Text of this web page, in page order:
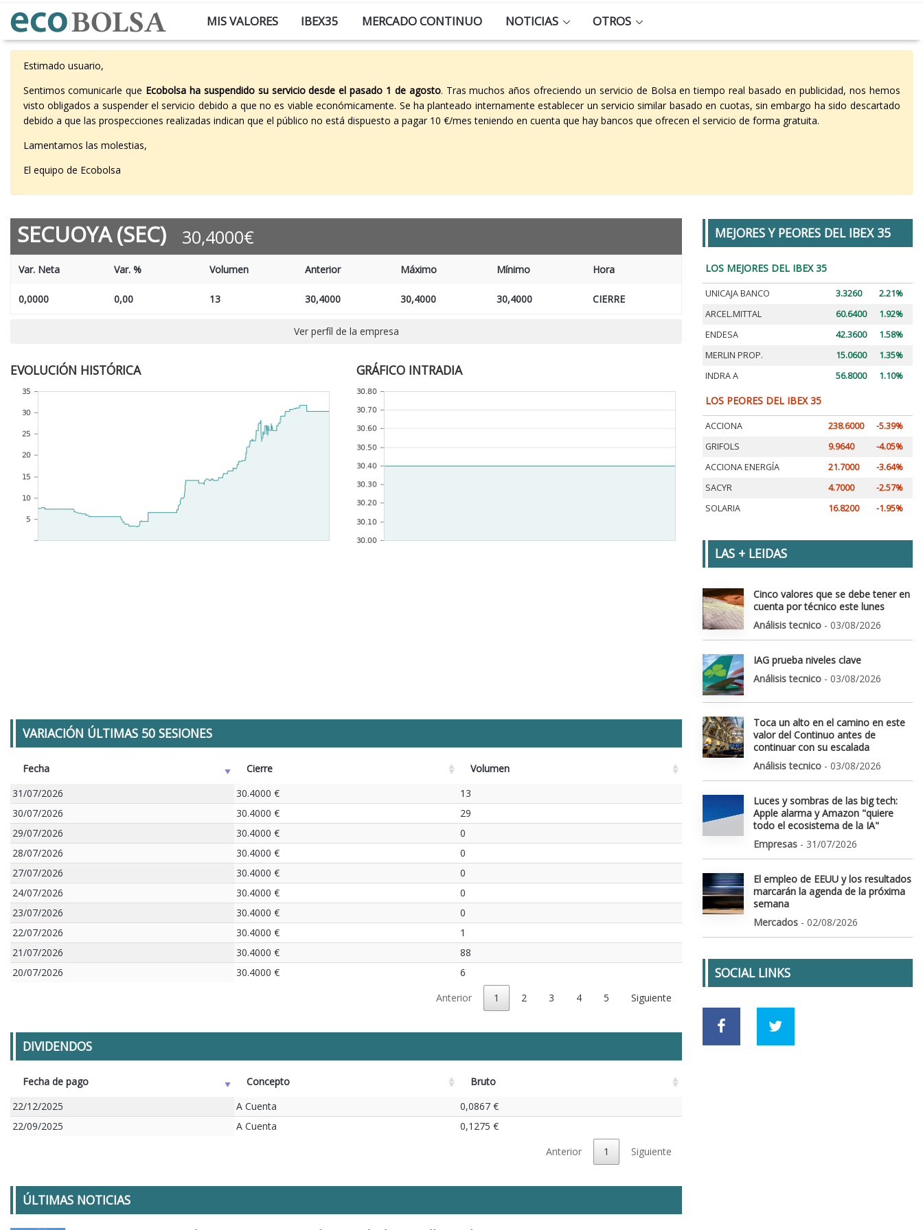
MIS VALORES IBEX35 MERCADO CONTINUO NOTICIAS OTROS
Estimado usuario,
Sentimos comunicarle que Ecobolsa ha suspendido su servicio desde el pasado 1 de agosto. Tras muchos años ofreciendo un servicio de Bolsa en tiempo real basado en publicidad, nos hemos
visto obligados a suspender el servicio debido a que no es viable económicamente. Se ha planteado internamente establecer un servicio similar basado en cuotas, sin embargo ha sido descartado
debido a que las prospecciones realizadas indican que el público no está dispuesto a pagar 10 €/mes teniendo en cuenta que hay bancos que ofrecen el servicio de forma gratuita.
Lamentamos las molestias,
El equipo de Ecobolsa
SECUOYA (SEC) 30,4000€
Var. Neta Var. % Volumen Anterior Máximo Mínimo Hora
0,0000 0,00 13 30,4000 30,4000 30,4000 CIERRE
Ver perfíl de la empresa
EVOLUCIÓN HISTÓRICA GRÁFICO INTRADIA
VARIACIÓN ÚLTIMAS 50 SESIONES
Fecha Cierre
Volumen
31/07/2026
30.4000 €
13
30/07/2026
30.4000 €
29
29/07/2026
30.4000 €
0
28/07/2026
30.4000 €
0
27/07/2026
30.4000 €
0
24/07/2026
30.4000 €
0
23/07/2026
30.4000 €
0
22/07/2026
30.4000 €
1
21/07/2026
30.4000 €
88
20/07/2026
30.4000 €
6
Anterior
1 2 3 4 5 Siguiente
DIVIDENDOS
Fecha de pago Concepto
Bruto
22/12/2025
A Cuenta
0,0867 €
22/09/2025
A Cuenta
0,1275 €
Anterior
1 Siguiente
ÚLTIMAS NOTICIAS
MEJORES Y PEORES DEL IBEX 35
LOS MEJORES DEL IBEX 35
UNICAJA BANCO 3.3260
2.21%
ARCEL.MITTAL
60.6400
1.92%
ENDESA
42.3600
1.58%
MERLIN PROP.
15.0600
1.35%
INDRA A
56.8000 1.10%
LOS PEORES DEL IBEX 35
ACCIONA 238.6000
-5.39%
GRIFOLS
9.9640
-4.05%
ACCIONA ENERGÍA
21.7000
-3.64%
SACYR
4.7000
-2.57%
SOLARIA
16.8200 -1.95%
LAS + LEIDAS
Cinco valores que se debe tener en
cuenta por técnico este lunes
Análisis tecnico - 03/08/2026
IAG prueba niveles clave
Análisis tecnico - 03/08/2026
Toca un alto en el camino en este
valor del Continuo antes de
continuar con su escalada
Análisis tecnico - 03/08/2026
Luces y sombras de las big tech:
Apple alarma y Amazon "quiere
todo el ecosistema de la IA"
Empresas - 31/07/2026
El empleo de EEUU y los resultados
marcarán la agenda de la próxima
semana
Mercados - 02/08/2026
SOCIAL LINKS